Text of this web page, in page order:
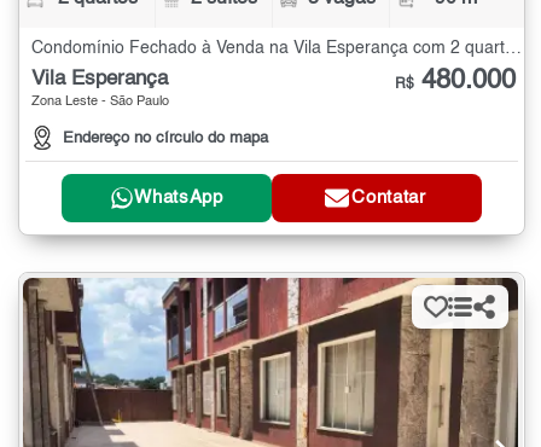
Condomínio Fechado à Venda na Vila Esperança com 2 quartos - 90 m²
Vila Esperança
Zona Leste - São Paulo
Endereço no círculo do mapa
R$ 480.000
WhatsApp Contatar